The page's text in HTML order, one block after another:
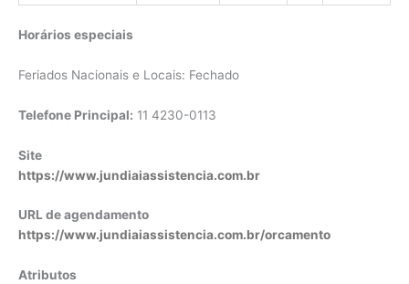
Horários especiais
Feriados Nacionais e Locais: Fechado
Telefone Principal: 11 4230-0113
Site
https://www.jundiaiassistencia.com.br
URL de agendamento
https://www.jundiaiassistencia.com.br/orcamento
Atributos